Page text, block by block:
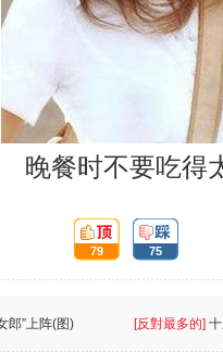
晚餐时不要吃得
頂:
79
踩:
75
郎”上阵(图) [反對最多的]